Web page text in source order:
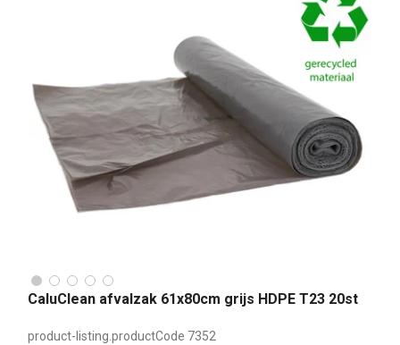
CaluClean afvalzak 61x80cm grijs HDPE T23 20st
product-listing.productCode 7352